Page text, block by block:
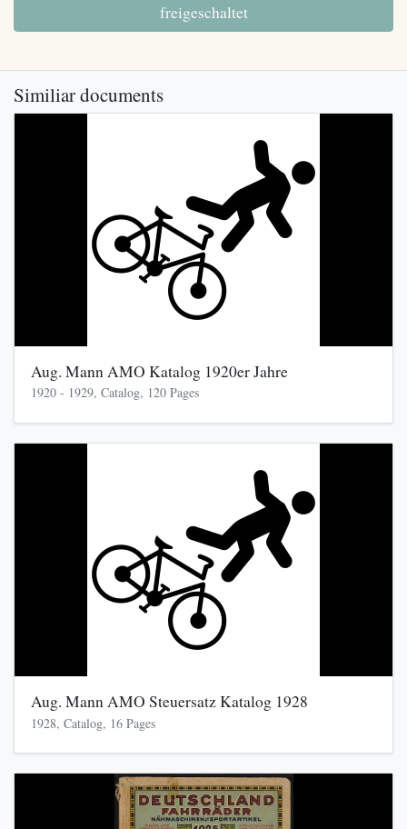
freigeschaltet
Similiar documents
Aug. Mann AMO Katalog 1920er Jahre
1920 - 1929, Catalog, 120 Pages
Aug. Mann AMO Steuersatz Katalog 1928
1928, Catalog, 16 Pages